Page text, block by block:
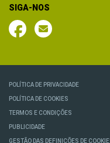
SIGA-NOS
POLÍTICA DE PRIVACIDADE
POLÍTICA DE COOKIES
TERMOS E CONDIÇÕES
PUBLICIDADE
GESTÃO DAS DEFINIÇÕES DE